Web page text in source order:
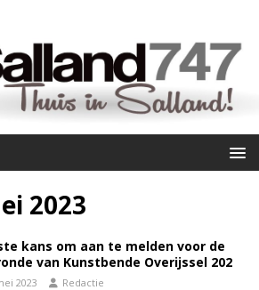
2023
kans om aan te melden voor de
van Kunstbende Overijssel 202
2023 Redactie